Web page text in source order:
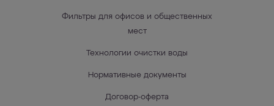
Фильтры для офисов и общественных
мест
Технологии очистки воды
Нормативные документы
Договор-оферта